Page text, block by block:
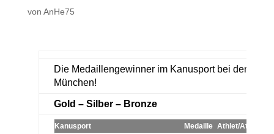
von AnHe75
Die Medaillengewinner im Kanusport bei den
München!
Gold – Silber – Bronze
Kanusport Medaille Athlet/Athletin